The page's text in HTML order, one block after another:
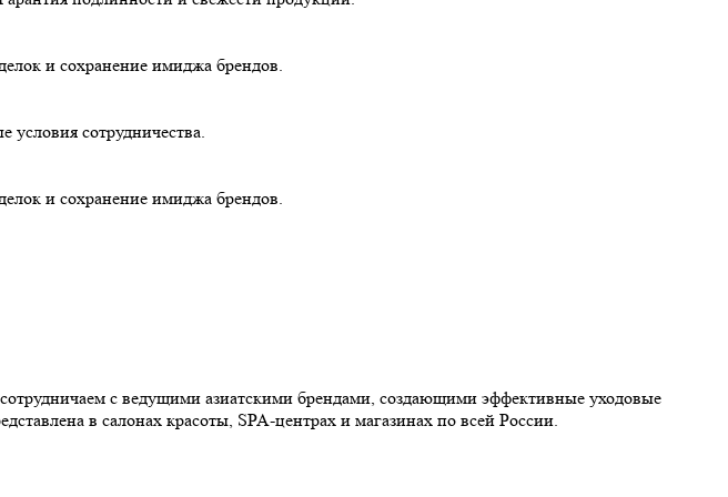
и сохранение имиджа брендов.
сотрудничества.
и сохранение имиджа брендов.
с ведущими азиатскими брендами, создающими эффективные уходовые
в салонах красоты, SPA-центрах и магазинах по всей России.